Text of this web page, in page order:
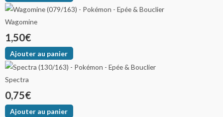
Wagomine
1,50€
Ajouter au panier
Spectra
0,75€
Ajouter au panier